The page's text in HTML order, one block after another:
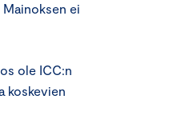
ei
ole ICC:n
koskevien